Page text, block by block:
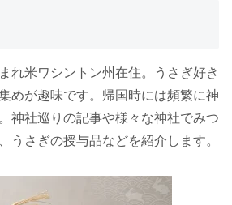
れ米ワシントン州在住。うさぎ好き
めが趣味です。帰国時には頻繁に神
神社巡りの記事や様々な神社でみつ
うさぎの授与品などを紹介します。